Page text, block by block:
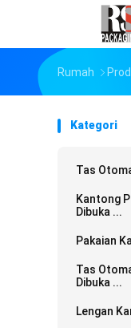
Rumah
Kategori
Tas
Kantong
Dibuka ...
Pakaian
Tas
Dibuka ...
Lengan